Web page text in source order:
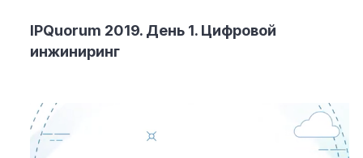
IPQuorum 2019. День 1. Цифровой
инжиниринг